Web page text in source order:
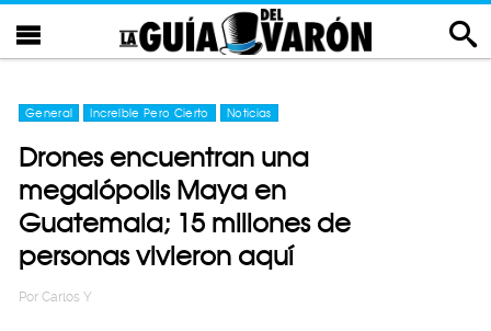
General Increíble Pero Cierto Noticias
Drones encuentran una
megalópolis Maya en
Guatemala; 15 millones de
personas vivieron aquí
Por Carlos Y